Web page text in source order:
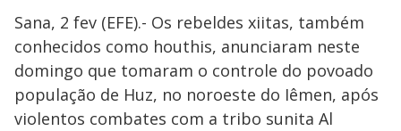
Sana, 2 fev (EFE).- Os rebeldes xiitas, também
conhecidos como houthis, anunciaram neste
domingo que tomaram o controle do povoado
população de Huz, no noroeste do Iêmen, após
violentos combates com a tribo sunita Al